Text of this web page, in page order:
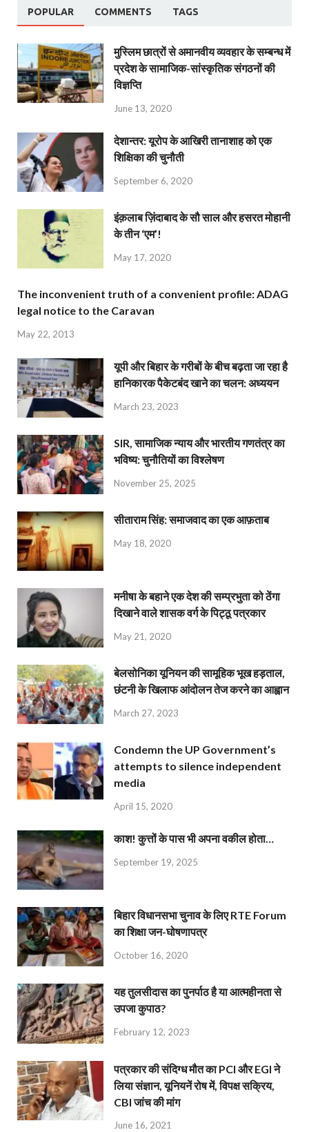
POPULAR COMMENTS TAGS
मुस्लिम छात्रों से अमानवीय व्यवहार के सम्बन्ध में
प्रदेश के सामाजिक-सांस्कृतिक संगठनों की
विज्ञप्ति
June 13, 2020
देशान्‍तर: यूरोप के आखिरी तानाशाह को एक
शिक्षिका की चुनौती
September 6, 2020
इंक़लाब ज़िंदाबाद के सौ साल और हसरत मोहानी
के तीन ‘एम’!
May 17, 2020
The inconvenient truth of a convenient profile: ADAG
legal notice to the Caravan
May 22, 2013
यूपी और बिहार के गरीबों के बीच बढ़ता जा रहा है
हानिकारक पैकेटबंद खाने का चलन: अध्ययन
March 23, 2023
SIR, सामाजिक न्याय और भारतीय गणतंत्र का
भविष्य: चुनौतियों का विश्लेषण
November 25, 2025
सीताराम सिंह: समाजवाद का एक आफ़ताब
May 18, 2020
मनीषा के बहाने एक देश की सम्प्रभुता को ठेंगा
दिखाने वाले शासक वर्ग के पिट्ठू पत्रकार
May 21, 2020
बेलसोनिका यूनियन की सामूहिक भूख हड़ताल,
छंटनी के खिलाफ आंदोलन तेज करने का आह्वान
March 27, 2023
Condemn the UP Government’s
attempts to silence independent
media
April 15, 2020
काश! कुत्तों के पास भी अपना वकील होता…
September 19, 2025
बिहार विधानसभा चुनाव के लिए RTE Forum
का शिक्षा जन-घोषणापत्र
October 16, 2020
यह तुलसीदास का पुनर्पाठ है या आत्महीनता से
उपजा कुपाठ?
February 12, 2023
पत्रकार की संदिग्ध मौत का PCI और EGI ने
लिया संज्ञान, यूनियनें रोष में, विपक्ष सक्रिय,
CBI जांच की मांग
June 16, 2021